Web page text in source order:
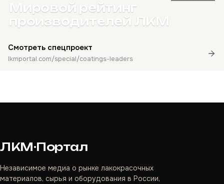
Мировой рейтинг
производителей ЛКМ
Смотреть спецпроект
lkmportal.com/special/coatings-leaders
ЛКМ·Портал
Независимое медиа о рынке лакокрасочных
материалов, сырья и оборудования в России,